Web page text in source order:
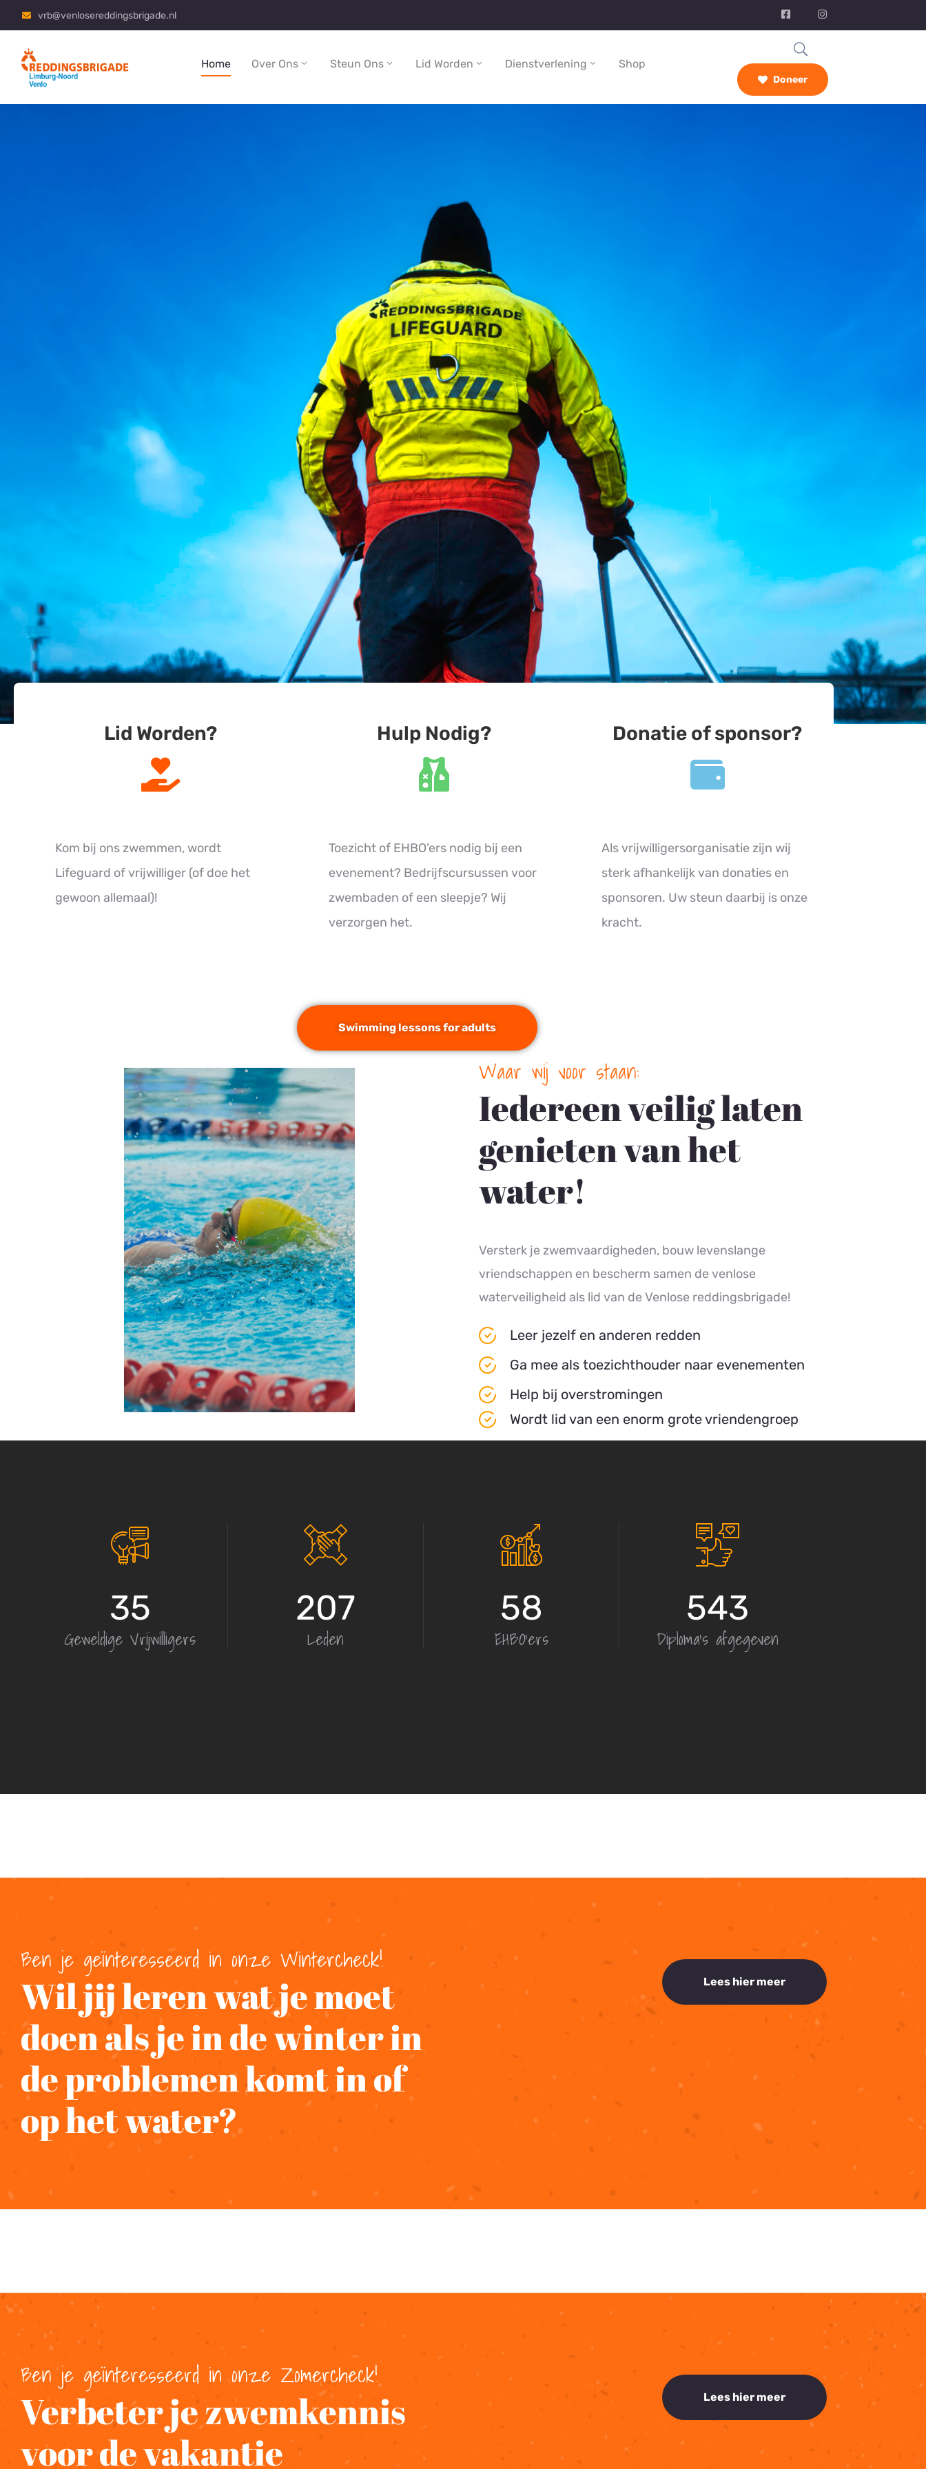
vrb@venlosereddingsbrigade.nl
Home Over Ons Steun Ons Lid Worden Dienstverlening Shop
Doneer
Lid Worden?
Kom bij ons zwemmen, wordt
Lifeguard of vrijwilliger (of doe het
gewoon allemaal)!
Hulp Nodig?
Toezicht of EHBO’ers nodig bij een
evenement? Bedrijfscursussen voor
zwembaden of een sleepje? Wij
verzorgen het.
Donatie of sponsor?
Als vrijwilligersorganisatie zijn wij
sterk afhankelijk van donaties en
sponsoren. Uw steun daarbij is onze
kracht.
Swimming lessons for adults
Waar wij voor staan:
Iedereen veilig laten
genieten van het
water!
Versterk je zwemvaardigheden, bouw levenslange
vriendschappen en bescherm samen de venlose
waterveiligheid als lid van de Venlose reddingsbrigade!
Leer jezelf en anderen redden
Ga mee als toezichthouder naar evenementen
Help bij overstromingen
Wordt lid van een enorm grote vriendengroep
35
Geweldige Vrijwilligers
207
Leden
58
EHBO'ers
543
Diploma's afgegeven
Ben je geïnteresseerd in onze Wintercheck!
Wil jij leren wat je moet
doen als je in de winter in
de problemen komt in of
op het water?
Lees hier meer
Ben je geïnteresseerd in onze Zomercheck!
Verbeter je zwemkennis
voor de vakantie
Lees hier meer